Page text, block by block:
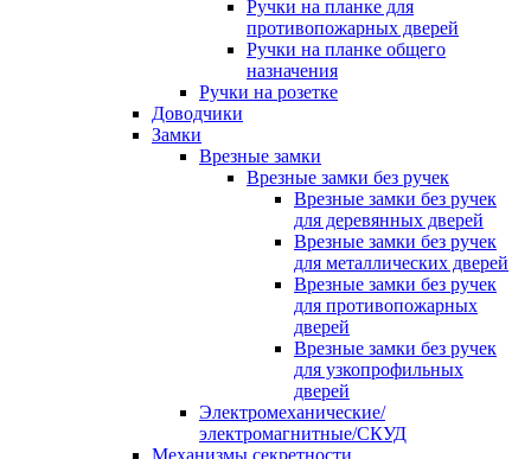
Ручки на планке для
противопожарных дверей
Ручки на планке общего
назначения
Ручки на розетке
Доводчики
Замки
Врезные замки
Врезные замки без ручек
Врезные замки без ручек
для деревянных дверей
Врезные замки без ручек
для металлических дверей
Врезные замки без ручек
для противопожарных
дверей
Врезные замки без ручек
для узкопрофильных
дверей
Электромеханические/
электромагнитные/СКУД